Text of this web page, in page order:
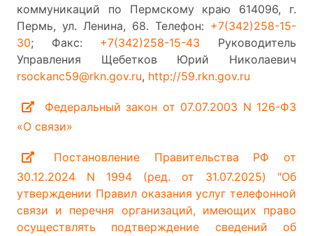
коммуникаций по Пермскому краю 614096, г.
Пермь, ул. Ленина, 68. Телефон: +7(342)258-15-
30; Факс: +7(342)258-15-43 Руководитель
Управления Щебетков Юрий Николаевич
rsockanc59@rkn.gov.ru, http://59.rkn.gov.ru
Федеральный закон от 07.07.2003 N 126-ФЗ
«О связи»
Постановление Правительства РФ от
30.12.2024 N 1994 (ред. от 31.07.2025) "Об
утверждении Правил оказания услуг телефонной
связи и перечня организаций, имеющих право
осуществлять подтверждение сведений об